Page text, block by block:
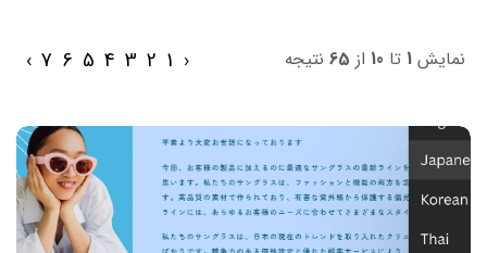
نمایش 1 تا 10 از 65 نتیجه ‹
1
2
3
4
5
6
7
›